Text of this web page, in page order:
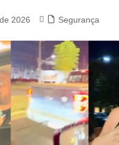
2026 Segurança